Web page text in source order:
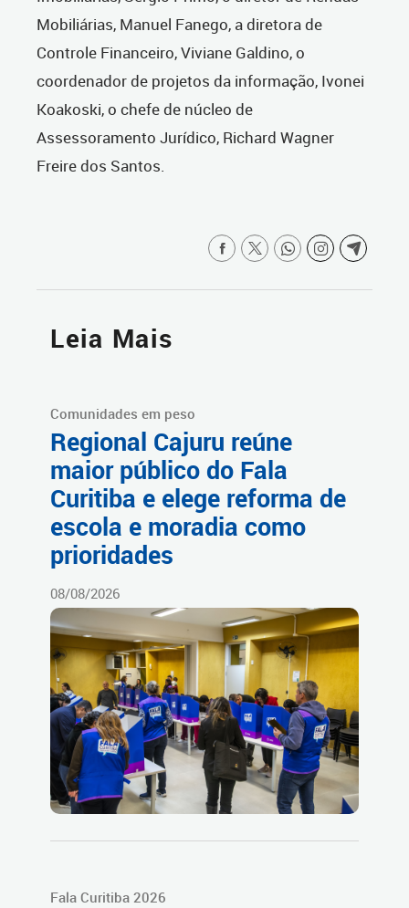
Mobiliárias, Manuel Fanego, a diretora de
Controle Financeiro, Viviane Galdino, o
coordenador de projetos da informação, Ivonei
Koakoski, o chefe de núcleo de
Assessoramento Jurídico, Richard Wagner
Freire dos Santos.
Leia Mais
Comunidades em peso
Regional Cajuru reúne
maior público do Fala
Curitiba e elege reforma de
escola e moradia como
prioridades
08/08/2026
Fala Curitiba 2026